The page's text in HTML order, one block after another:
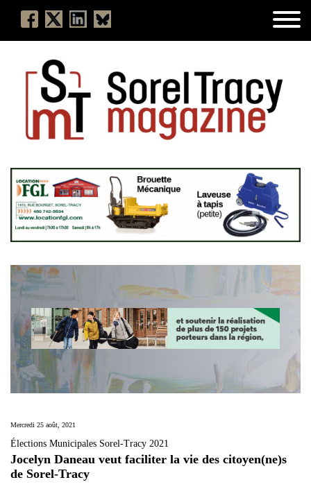
Mercredi 25 août, 2021
Élections Municipales Sorel-Tracy 2021
Jocelyn Daneau veut faciliter la vie des citoyen(ne)s
de Sorel-Tracy